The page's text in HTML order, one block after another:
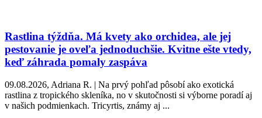
Rastlina týždňa. Má kvety ako orchidea, ale jej
pestovanie je oveľa jednoduchšie. Kvitne ešte vtedy,
keď záhrada pomaly zaspáva
09.08.2026, Adriana R. | Na prvý pohľad pôsobí ako exotická
rastlina z tropického skleníka, no v skutočnosti si výborne poradí aj
v našich podmienkach. Tricyrtis, známy aj ...